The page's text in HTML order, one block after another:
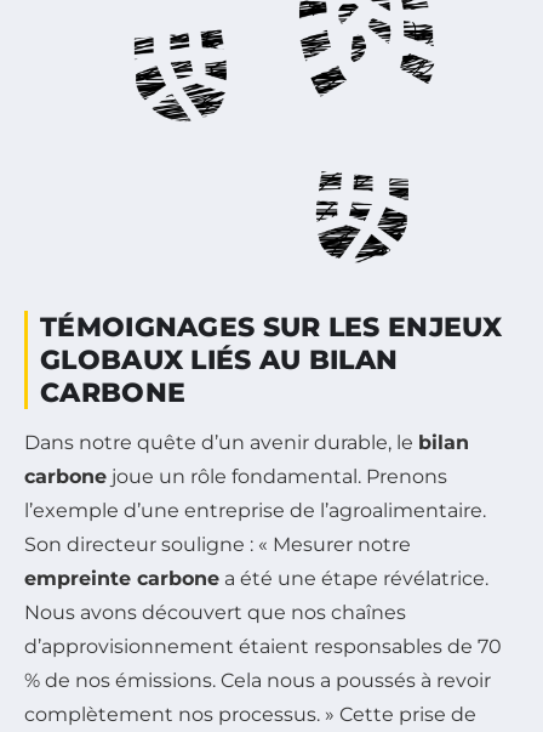
TÉMOIGNAGES SUR LES ENJEUX
GLOBAUX LIÉS AU BILAN
CARBONE
Dans notre quête d’un avenir durable, le bilan
carbone joue un rôle fondamental. Prenons
l’exemple d’une entreprise de l’agroalimentaire.
Son directeur souligne : « Mesurer notre
empreinte carbone a été une étape révélatrice.
Nous avons découvert que nos chaînes
d’approvisionnement étaient responsables de 70
% de nos émissions. Cela nous a poussés à revoir
complètement nos processus. » Cette prise de